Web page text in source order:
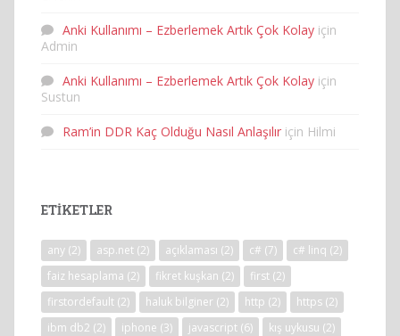
Anki Kullanımı – Ezberlemek Artık Çok Kolay için
Admin
Anki Kullanımı – Ezberlemek Artık Çok Kolay için
Sustun
Ram’in DDR Kaç Olduğu Nasıl Anlaşılır için Hilmi
ETIKETLER
any (2) asp.net (2) açıklaması (2) c# (7) c# linq (2)
faiz hesaplama (2) fikret kuşkan (2) first (2)
firstordefault (2) haluk bilginer (2) http (2) https (2)
ibm db2 (2) iphone (3) javascript (6) kış uykusu (2)